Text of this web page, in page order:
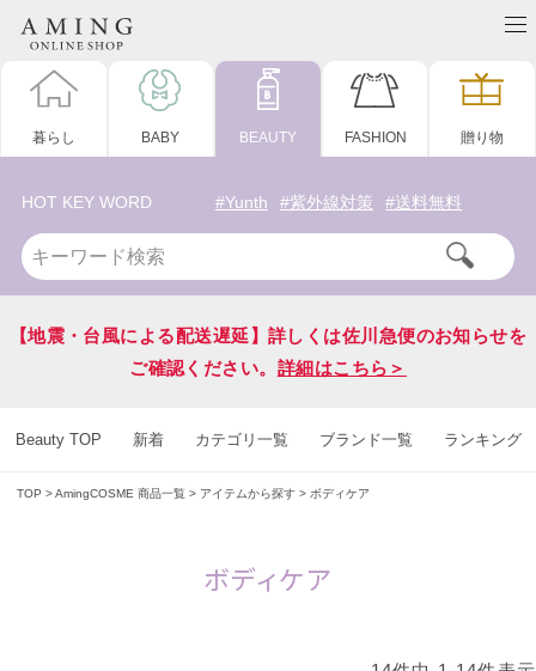
暮らし BABY BEAUTY FASHION 贈り物
HOT KEY WORD #Yunth #紫外線対策 #送料無料
【地震・台風による配送遅延】詳しくは佐川急便のお知らせを
ご確認ください。 詳細はこちら＞
Beauty TOP 新着 カテゴリ一覧 ブランド一覧 ランキング
TOP AmingCOSME 商品一覧 アイテムから探す ボディケア
ボディケア